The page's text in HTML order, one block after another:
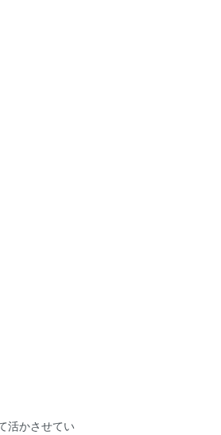
活かさせてい